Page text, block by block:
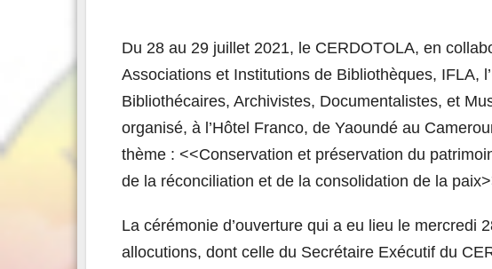
Du 28 au 29 juillet 2021, le CERDOTOLA, en
Associations et Institutions de Bibliothèques, IFLA,
Bibliothécaires, Archivistes, Documentalistes, et
organisé, à l’Hôtel Franco, de Yaoundé au
thème : <<Conservation et préservation du
de la réconciliation et de la consolidation de la
La cérémonie d’ouverture qui a eu lieu le mercredi
allocutions, dont celle du Secrétaire Exécutif du